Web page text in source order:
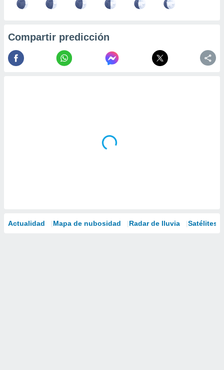
Compartir predicción
Actualidad Mapa de nubosidad Radar de lluvia Satélites